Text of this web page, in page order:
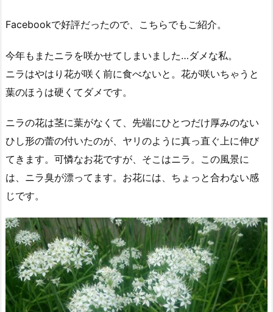
Facebookで好評だったので、こちらでもご紹介。
今年もまたニラを咲かせてしまいました…ダメな私。
ニラはやはり花が咲く前に食べないと。花が咲いちゃうと
葉のほうは硬くてダメです。
ニラの花は茎に葉がなくて、先端にひとつだけ厚みのない
ひし形の蕾の付いたのが、ヤリのように真っ直ぐ上に伸び
てきます。可憐なお花ですが、そこはニラ。この風景に
は、ニラ臭が漂ってます。お花には、ちょっと合わない感
じです。